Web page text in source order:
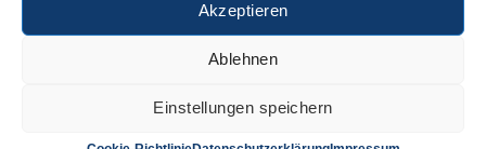
Akzeptieren
Ablehnen
Einstellungen speichern
Über uns
Anschrift